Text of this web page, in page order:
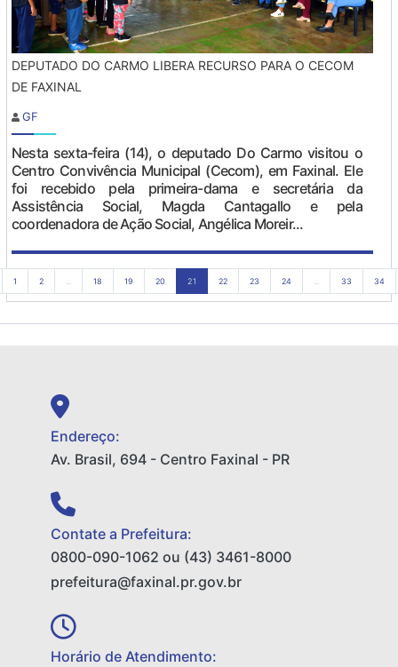
DEPUTADO DO CARMO LIBERA RECURSO PARA O CECOM
DE FAXINAL
GF
Nesta sexta-feira (14), o deputado Do Carmo visitou o
Centro Convivência Municipal (Cecom), em Faxinal. Ele
foi recebido pela primeira-dama e secretária da
Assistência Social, Magda Cantagallo e pela
coordenadora de Ação Social, Angélica Moreir...
1 2 18 19 20 21 22 23 24 33 34
Endereço:
Av. Brasil, 694 - Centro Faxinal - PR
Contate a Prefeitura:
0800-090-1062 ou (43) 3461-8000
prefeitura@faxinal.pr.gov.br
Horário de Atendimento: